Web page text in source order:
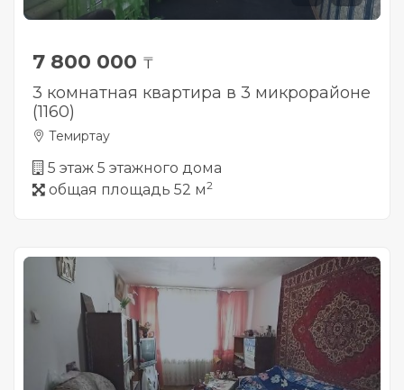
7 800 000 ₸
3 комнатная квартира в 3 микрорайоне
(1160)
Темиртау
5 этаж 5 этажного дома
общая площадь 52 м2